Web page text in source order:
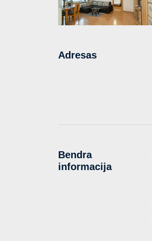
Adresas
Bendra
informacija